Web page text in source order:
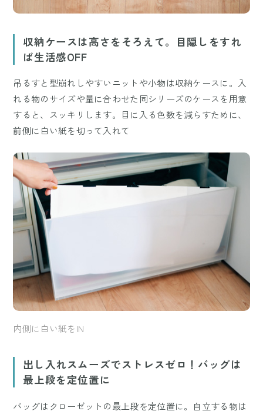
収納ケースは高さをそろえて。目隠しをすれ
ば生活感OFF
吊るすと型崩れしやすいニットや小物は収納ケースに。入
れる物のサイズや量に合わせた同シリーズのケースを用意
すると、スッキリします。目に入る色数を減らすために、
前側に白い紙を切って入れて
内側に白い紙をIN
出し入れスムーズでストレスゼロ！バッグは
最上段を定位置に
バッグはクローゼットの最上段を定位置に。自立する物は